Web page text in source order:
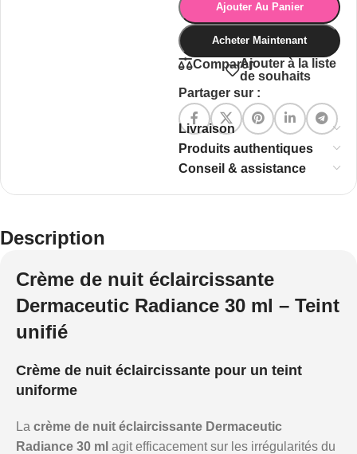
Ajouter Au Panier
Acheter Maintenant
ComparerAjouter à la liste
de souhaits
Partager sur :
Livraison
Produits authentiques
Conseil & assistance
Description
Crème de nuit éclaircissante
Dermaceutic Radiance 30 ml – Teint
unifié
Crème de nuit éclaircissante pour un teint
uniforme
La crème de nuit éclaircissante Dermaceutic
Radiance 30 ml agit efficacement sur les irrégularités du